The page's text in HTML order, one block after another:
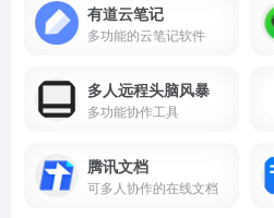
有道云笔记
多功能的云笔记软件
多人远程头脑风暴
多功能协作工具
腾讯文档
可多人协作的在线文档